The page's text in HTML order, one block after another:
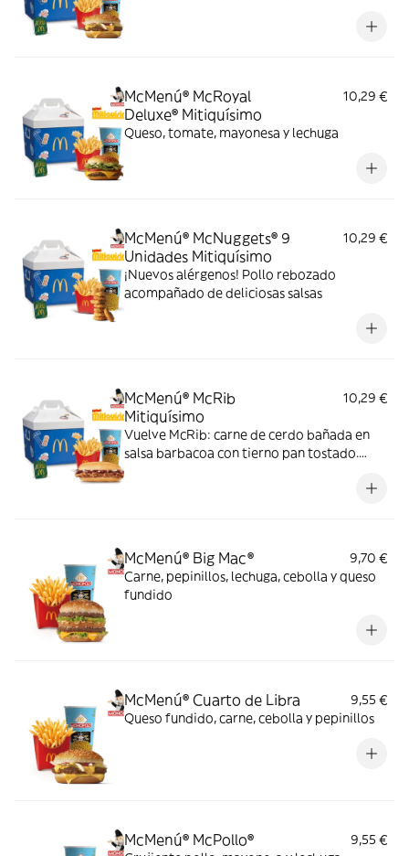
McMenú® McRoyal
Deluxe® Mitiquísimo
10,29 €
Queso, tomate, mayonesa y lechuga
McMenú® McNuggets® 9
Unidades Mitiquísimo
10,29 €
¡Nuevos alérgenos! Pollo rebozado
acompañado de deliciosas salsas
McMenú® McRib
Mitiquísimo
10,29 €
Vuelve McRib: carne de cerdo bañada en
salsa barbacoa con tierno pan tostado.
McMenú® Big Mac®
9,70 €
Carne, pepinillos, lechuga, cebolla y queso
fundido
McMenú® Cuarto de Libra
9,55 €
Queso fundido, carne, cebolla y pepinillos
McMenú® McPollo®
9,55 €